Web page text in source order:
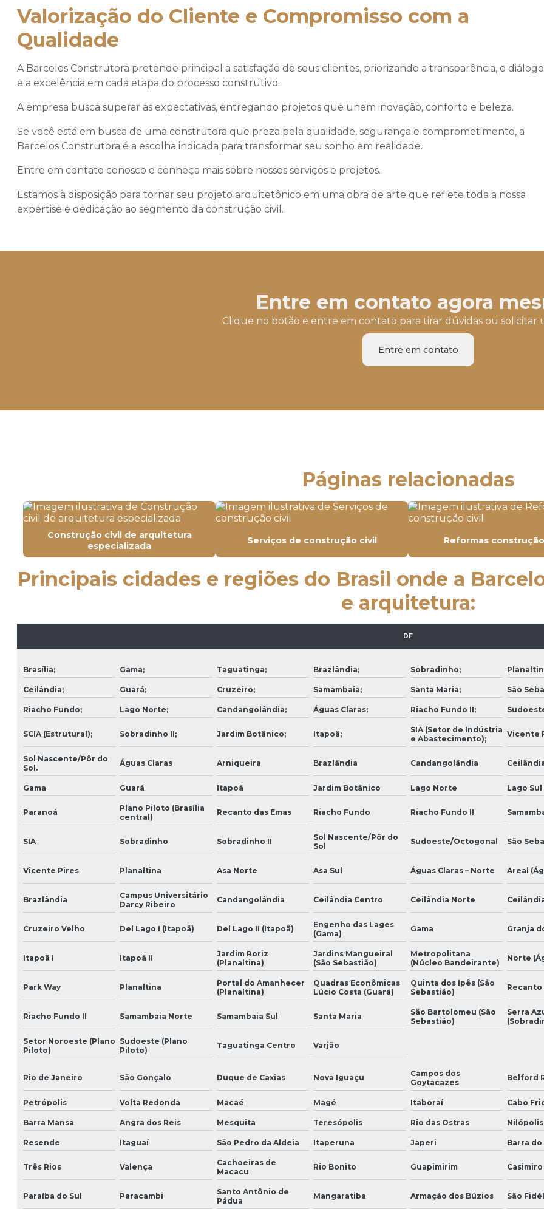
Valorização do Cliente e Compromisso com a
Qualidade
A Barcelos Construtora pretende principal a satisfação de seus clientes, priorizando a transparência, o diálogo
e a excelência em cada etapa do processo construtivo.
A empresa busca superar as expectativas, entregando projetos que unem inovação, conforto e beleza.
Se você está em busca de uma construtora que preza pela qualidade, segurança e comprometimento, a
Barcelos Construtora é a escolha indicada para transformar seu sonho em realidade.
Entre em contato conosco e conheça mais sobre nossos serviços e projetos.
Estamos à disposição para tornar seu projeto arquitetônico em uma obra de arte que reflete toda a nossa
expertise e dedicação ao segmento da construção civil.
Entre em contato agora
Clique no botão e entre em contato para tirar dúvidas ou solicitar
Entre em contato
Páginas relacionadas
Construção civil de arquitetura
especializada
Serviços de construção civil Reformas
Principais cidades e regiões do Brasil onde a
e arquitetura:
DF
Brasília; Gama; Taguatinga; Brazlândia; Sobradinho;
Ceilândia; Guará; Cruzeiro; Samambaia; Santa Maria; São
Riacho Fundo; Lago Norte; Candangolândia; Águas Claras; Riacho Fundo II;
SCIA (Estrutural); Sobradinho II; Jardim Botânico; Itapoã;
SIA (Setor de Indústria
e Abastecimento);
Vicente
Sol Nascente/Pôr do
Sol.
Águas Claras Arniqueira Brazlândia Candangolândia
Gama Guará Itapoã Jardim Botânico Lago Norte Lago Sul
Paranoá
Plano Piloto (Brasília
central)
Recanto das Emas Riacho Fundo Riacho Fundo II
SIA Sobradinho Sobradinho II
Sol Nascente/Pôr do
Sol
Sudoeste/Octogonal São
Vicente Pires Planaltina Asa Norte Asa Sul Águas Claras – Norte Areal
Brazlândia
Campus Universitário
Darcy Ribeiro
Candangolândia Ceilândia Centro Ceilândia Norte
Cruzeiro Velho Del Lago I (Itapoã) Del Lago II (Itapoã)
Engenho das Lages
(Gama)
Gama Granja
Itapoã I Itapoã II
Jardim Roriz
(Planaltina)
Jardins Mangueiral
(São Sebastião)
Metropolitana
(Núcleo Bandeirante)
Norte
Park Way Planaltina
Portal do Amanhecer
(Planaltina)
Quadras Econômicas
Lúcio Costa (Guará)
Quinta dos Ipês (São
Sebastião)
Recanto
Riacho Fundo II Samambaia Norte Samambaia Sul Santa Maria
São Bartolomeu (São
Sebastião)
Serra
Setor Noroeste (Plano
Piloto)
Sudoeste (Plano
Piloto)
Taguatinga Centro Varjão
Rio de Janeiro São Gonçalo Duque de Caxias Nova Iguaçu
Campos dos
Goytacazes
Belford
Petrópolis Volta Redonda Macaé Magé Itaboraí Cabo
Barra Mansa Angra dos Reis Mesquita Teresópolis Rio das Ostras Nilópolis
Resende Itaguaí São Pedro da Aldeia Itaperuna Japeri Barra do
Três Rios Valença
Cachoeiras de
Macacu
Rio Bonito Guapimirim
Paraíba do Sul Paracambi
Santo Antônio de
Pádua
Mangaratiba Armação dos Búzios São